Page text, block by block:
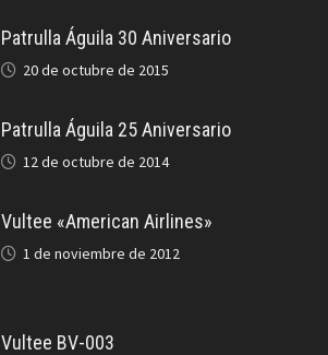
Patrulla Águila 30 Aniversario
20 de octubre de 2015
Patrulla Águila 25 Aniversario
12 de octubre de 2014
Vultee «American Airlines»
1 de noviembre de 2012
Vultee BV-003